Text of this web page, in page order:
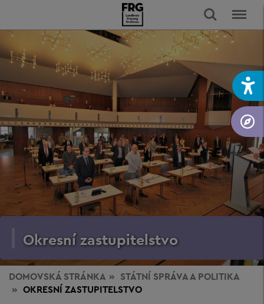
Okresní zastupitelstvo
DOMOVSKÁ STRÁNKA STÁTNÍ SPRÁVAA POLITIKA
OKRESNÍ ZASTUPITELSTVO